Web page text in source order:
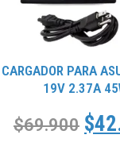
CARGADOR PARA
19V 2.37A
$69.900 $